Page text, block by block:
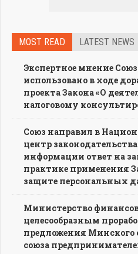
MOST READ LATEST NEWS
Экспертное мнение
использовано в ходе
проекта Закона «О
налоговому
Союз направил в
центр
информации ответ на
практике применения
защите персональных
Министерство
целесообразным
предложения Минского
союза